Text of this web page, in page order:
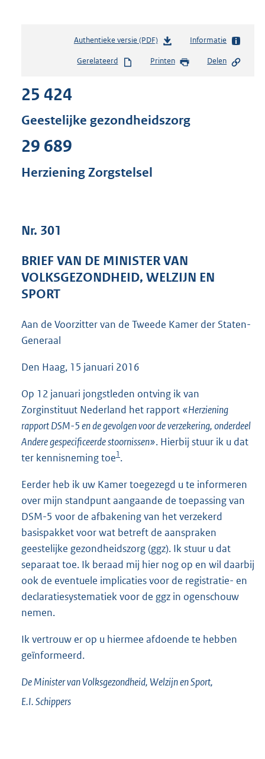
Authentieke versie (PDF)b
s
d
s
K
b
Informatie
Gerelateerd Printen Delen
25 424
Geestelijke gezondheidszorg
29 689
Herziening Zorgstelsel
Nr. 301
BRIEF VAN DE MINISTER VAN
VOLKSGEZONDHEID, WELZIJN EN
SPORT
Aan de Voorzitter van de Tweede Kamer der Staten-
Generaal
Den Haag, 15 januari 2016
Op 12 januari jongstleden ontving ik van
Zorginstituut Nederland het rapport «Herziening
rapport DSM-5 en de gevolgen voor de verzekering, onderdeel
Andere gespecificeerde stoornissen». Hierbij stuur ik u dat
ter kennisneming toe1.
Eerder heb ik uw Kamer toegezegd u te informeren
over mijn standpunt aangaande de toepassing van
DSM-5 voor de afbakening van het verzekerd
basispakket voor wat betreft de aanspraken
geestelijke gezondheidszorg (ggz). Ik stuur u dat
separaat toe. Ik beraad mij hier nog op en wil daarbij
ook de eventuele implicaties voor de registratie- en
declaratiesystematiek voor de ggz in ogenschouw
nemen.
Ik vertrouw er op u hiermee afdoende te hebben
geïnformeerd.
De Minister van Volksgezondheid, Welzijn en Sport,
E.I.Schippers